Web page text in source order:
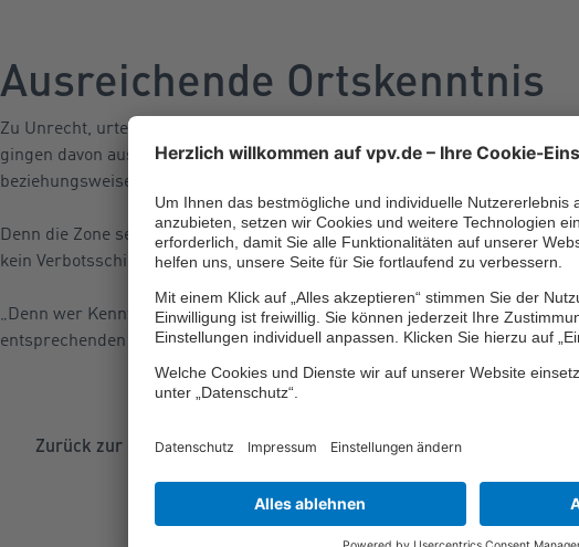
Ausreichende Ortskenntnis
Zu Unrecht, urteilte das Stuttgarter Amtsgericht. Es wies die
gingen davon aus, dass der Kläger aufgrund seiner Ortskenntnisse die
beziehungsweise hätte wissen müssen, dass sie auch von Fahrradfahrern
Denn die Zone sei von beiden Hauptseiten aus entsprechend beschildert
kein Verbotsschild passiert habe, als er über einen Stichweg in die Zone
„Denn wer Kenntnis von einer verkehrsregelnden Anordnung hat, muss
entsprechenden Verkehrszeichen vorbeifährt, das diese anordnet“, heißt
Zurück zur Übersicht